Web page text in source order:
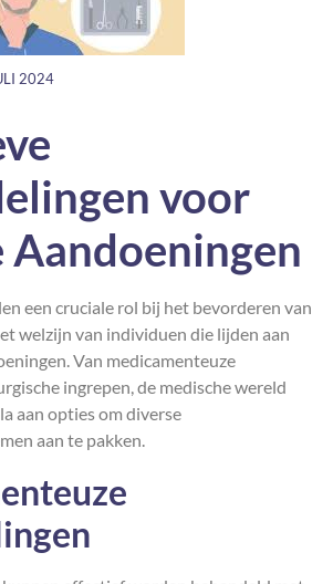
2024
voor
Aandoeningen
een cruciale rol bij het bevorderen van
welzijn van individuen die lijden aan
Van medicamenteuze
ingrepen, de medische wereld
aan opties om diverse
aan te pakken.